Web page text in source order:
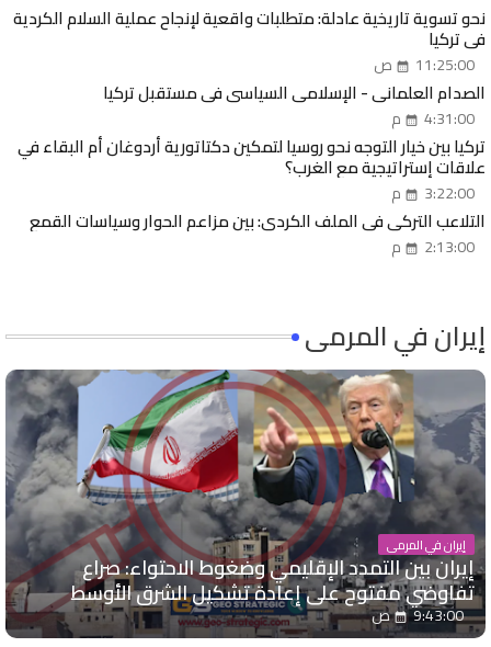
نحو تسوية تاريخية عادلة: متطلبات واقعية لإنجاح عملية السلام الكردية
في تركيا
11:25:00 ص
الصدام العلماني - الإسلامي السياسي في مستقبل تركيا
4:31:00 م
تركيا بين خيار التوجه نحو روسيا لتمكين دكتاتورية أردوغان أم البقاء في
علاقات إستراتيجية مع الغرب؟
3:22:00 م
التلاعب التركي في الملف الكردي: بين مزاعم الحوار وسياسات القمع
2:13:00 م
إيران في المرمى
إيران في المرمى
إيران بين التمدد الإقليمي وضغوط الاحتواء: صراع
تفاوضي مفتوح على إعادة تشكيل الشرق الأوسط
9:43:00 ص